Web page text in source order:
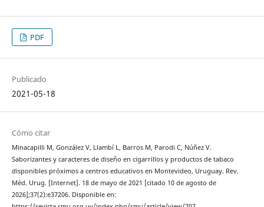
PDF
Publicado
2021-05-18
Cómo citar
Minacapilli M, González V, Llambí L, Barros M, Parodi C, Núñez V.
Saborizantes y caracteres de diseño en cigarrillos y productos de tabaco
disponibles próximos a centros educativos en Montevideo, Uruguay. Rev.
Méd. Urug. [Internet]. 18 de mayo de 2021 [citado 10 de agosto de
2026];37(2):e37206. Disponible en: